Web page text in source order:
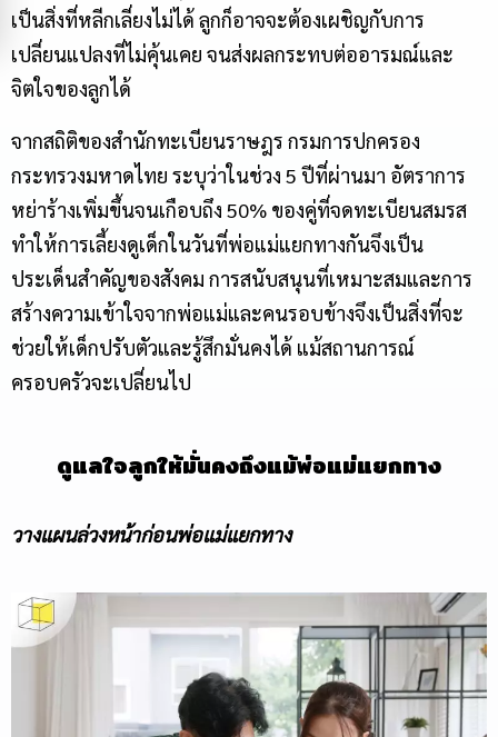
เป็นสิ่งที่หลีกเลี่ยงไม่ได้ ลูกก็อาจจะต้องเผชิญกับการ
เปลี่ยนแปลงที่ไม่คุ้นเคย จนส่งผลกระทบต่ออารมณ์และ
จิตใจของลูกได้
จากสถิติของสำนักทะเบียนราษฎร กรมการปกครอง
กระทรวงมหาดไทย ระบุว่าในช่วง 5 ปีที่ผ่านมา อัตราการ
หย่าร้างเพิ่มขึ้นจนเกือบถึง 50% ของคู่ที่จดทะเบียนสมรส
ทำให้การเลี้ยงดูเด็กในวันที่พ่อแม่แยกทางกันจึงเป็น
ประเด็นสำคัญของสังคม การสนับสนุนที่เหมาะสมและการ
สร้างความเข้าใจจากพ่อแม่และคนรอบข้างจึงเป็นสิ่งที่จะ
ช่วยให้เด็กปรับตัวและรู้สึกมั่นคงได้ แม้สถานการณ์
ครอบครัวจะเปลี่ยนไป
ดูแลใจลูกให้มั่นคงถึงแม้พ่อแม่แยกทาง
วางแผนล่วงหน้าก่อนพ่อแม่แยกทาง